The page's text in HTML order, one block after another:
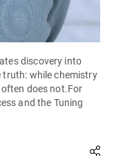
discovery into
truth: while chemistry
does not.For
and the Tuning